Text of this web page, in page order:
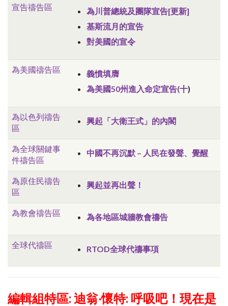
宣告禱告區
為川普總統及團隊宣告[更新]
基斯流月的宣告
對美國的宣令
為美國禱告區
義憤填膺
為美國50州進入命定宣告(十)
為以色列禱告
區
興起「大衛王式」的內閣
為全球關鍵事
件禱告區
中國不再沉默 – 人民在發聲、覺醒
為原住民禱告
區
興起並再出聲！
為教會禱告區 為各地區城牆教會禱告
全球代禱區 RTOD全球代禱事項
編輯組特區: 迪翁‧懷特: 呼吸吧！現在是